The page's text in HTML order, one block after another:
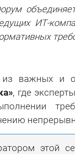
ИТ-
важных и
, где
этой